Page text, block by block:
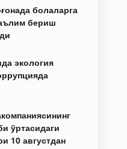
болаларга
бериш
экология
ўртасидаги
10 августдан